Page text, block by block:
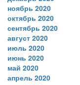
ноябрь 2020
октябрь 2020
сентябрь 2020
август 2020
июль 2020
июнь 2020
май 2020
апрель 2020